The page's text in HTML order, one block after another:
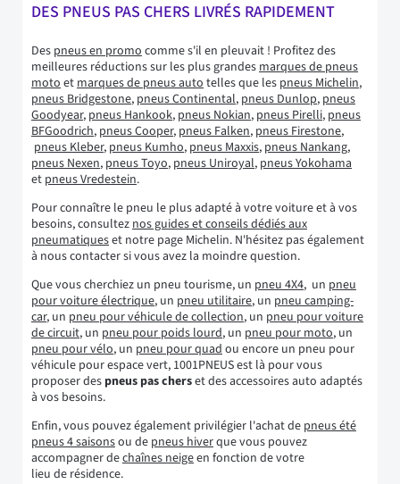
DES PNEUS PAS CHERS LIVRÉS RAPIDEMENT
Des pneus en promocomme s'il en pleuvait ! Profitez des
meilleures réductions sur les plus grandesmarques de pneus
motoetmarques de pneus autotelles que les pneus Michelin,
pneus Bridgestone, pneus Continental, pneus Dunlop, pneus
Goodyear, pneus Hankook, pneus Nokian, pneus Pirelli, pneus
BFGoodrich, pneus Cooper, pneus Falken, pneus Firestone,
pneus Kleber, pneus Kumho, pneus Maxxis, pneus Nankang,
pneus Nexen, pneus Toyo, pneus Uniroyal, pneus Yokohama
et pneus Vredestein.
Pour connaître le pneu le plus adapté à votre voiture et à vos
besoins, consulteznos guides et conseils dédiés aux
pneumatiqueset notre page Michelin. N'hésitez pas également
à nous contacter si vous avez la moindre question.
Que vous cherchiez un pneu tourisme, un pneu 4X4, un pneu
pour voiture électrique, un pneu utilitaire, un pneu camping-
car, un pneu pour véhicule de collection, un pneu pour voiture
de circuit, un pneu pour poids lourd, un pneu pour moto, un
pneu pour vélo, un pneu pour quadou encore un pneu pour
véhicule pour espace vert, 1001PNEUS est là pour vous
proposer des pneus pas cherset des accessoires auto adaptés
à vos besoins.
Enfin, vous pouvez également privilégier l'achat de pneus été
pneus 4 saisonsou de pneus hiverque vous pouvez
accompagner dechaînes neigeen fonction de votre
lieu de résidence.